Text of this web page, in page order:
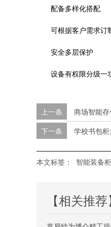
配备多样化搭配
可根据客户需求订
安全多层保护
设备有权限分级一
上一条
商场智能
下一条 学校书包
本文标签： 智能装备柜
【相关推荐